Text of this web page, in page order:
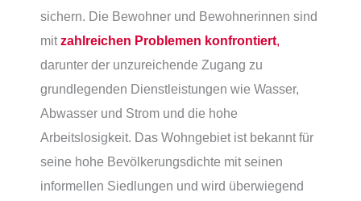
sichern. Die Bewohner und Bewohnerinnen sind
mit zahlreichen Problemen konfrontiert
darunter der unzureichende Zugang zu
grundlegenden Dienstleistungen wie Wasser,
Abwasser und Strom und die hohe
Arbeitslosigkeit. Das Wohngebiet ist bekannt für
seine hohe Bevölkerungsdichte mit seinen
informellen Siedlungen und wird überwiegend